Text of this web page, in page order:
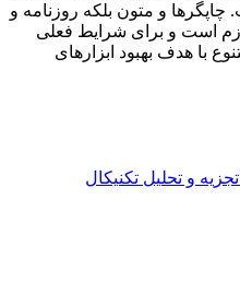
و متون بلکه روزنامه و
است و برای شرایط فعلی
با هدف بهبود ابزارهای